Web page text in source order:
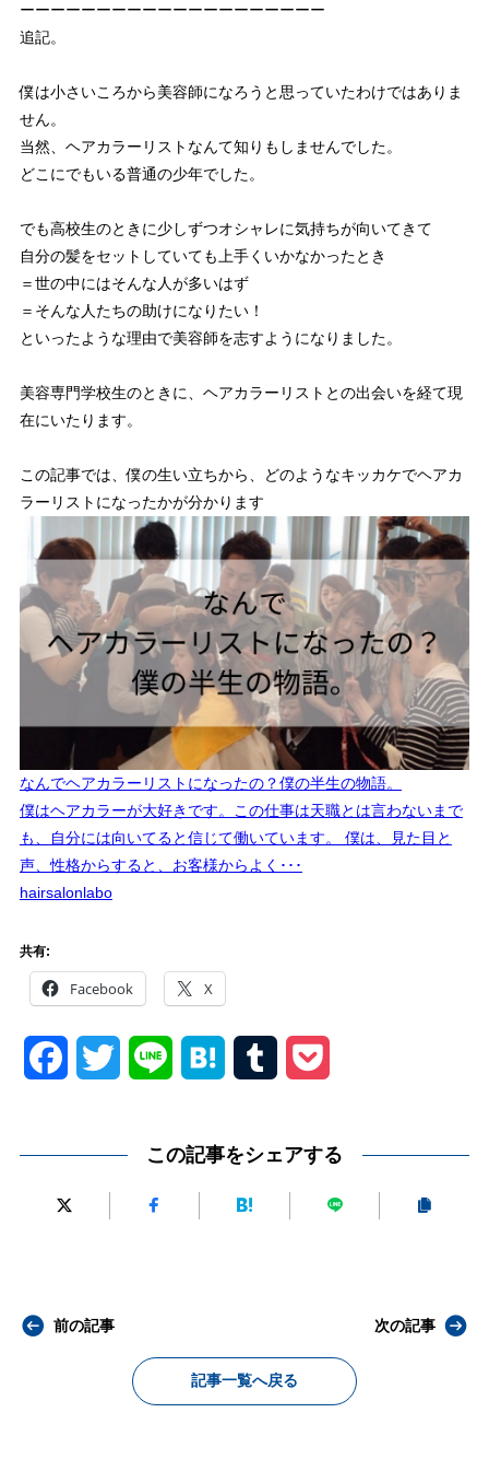
ーーーーーーーーーーーーーーーーーーーー
追記。
僕は小さいころから美容師になろうと思っていたわけではありま
せん。
当然、ヘアカラーリストなんて知りもしませんでした。
どこにでもいる普通の少年でした。
でも高校生のときに少しずつオシャレに気持ちが向いてきて
自分の髪をセットしていても上手くいかなかったとき
＝世の中にはそんな人が多いはず
＝そんな人たちの助けになりたい！
といったような理由で美容師を志すようになりました。
美容専門学校生のときに、ヘアカラーリストとの出会いを経て現
在にいたります。
この記事では、僕の生い立ちから、どのようなキッカケでヘアカ
ラーリストになったかが分かります
なんでヘアカラーリストになったの？僕の半生の物語。
僕はヘアカラーが大好きです。この仕事は天職とは言わないまで
も、自分には向いてると信じて働いています。 僕は、見た目と
声、性格からすると、お客様からよく･･･
hairsalonlabo
共有:
Facebook X
FacebookTwitter Line Hatena Tumblr
この記事をシェアする
前の記事
記事一覧へ戻る
次の記事